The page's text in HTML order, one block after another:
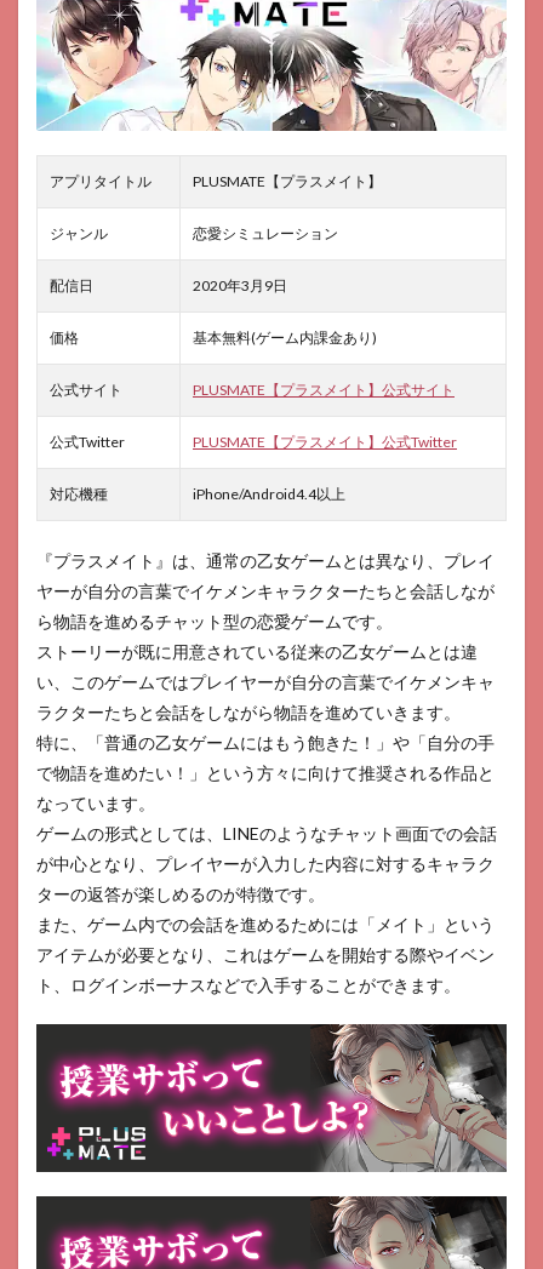
評判
3
プラ
スメ
イト
合評
価
プラ
イト
のお
すす
ト
5
スメ
イト
での
残念
なポ
イン
ト
6
プラ
イト
の始
め方
7
プラ
イト
の評
価ま
とめ
スメ
のよ
くあ
る質
問疑
問Q
＆A
プラ
スメ
アプリタイトル PLUSMATE【プラスメイト】
ジャンル 恋愛シミュレーション
配信日 2020年3月9日
価格 基本無料(ゲーム内課金あり)
公式サイト PLUSMATE【プラスメイト】公式サイト
公式Twitter PLUSMATE【プラスメイト】公式Twitter
対応機種 iPhone/Android4.4以上
『プラスメイト』は、通常の乙女ゲームとは異なり、プレイ
ヤーが自分の言葉でイケメンキャラクターたちと会話しなが
ら物語を進めるチャット型の恋愛ゲームです。
ストーリーが既に用意されている従来の乙女ゲームとは違
い、このゲームではプレイヤーが自分の言葉でイケメンキャ
ラクターたちと会話をしながら物語を進めていきます。
特に、「普通の乙女ゲームにはもう飽きた！」や「自分の手
で物語を進めたい！」という方々に向けて推奨される作品と
なっています。
ゲームの形式としては、LINEのようなチャット画面での会話
が中心となり、プレイヤーが入力した内容に対するキャラク
ターの返答が楽しめるのが特徴です。
また、ゲーム内での会話を進めるためには「メイト」という
アイテムが必要となり、これはゲームを開始する際やイベン
ト、ログインボーナスなどで入手することができます。